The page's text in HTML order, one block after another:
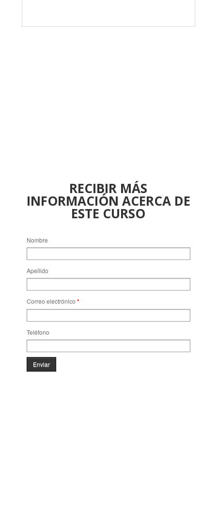
RECIBIR MÁS
INFORMACIÓN ACERCA DE
ESTE CURSO
Nombre
Apellido
Correo electrónico *
Teléfono
Enviar